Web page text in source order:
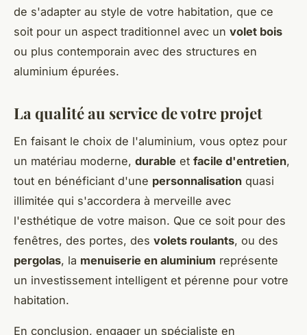
de s'adapter au style de votre habitation, que ce
soit pour un aspect traditionnel avec un volet bois
ou plus contemporain avec des structures en
aluminium épurées.
La qualité au service de votre projet
En faisant le choix de l'aluminium, vous optez pour
un matériau moderne, durable et facile d'entretien,
tout en bénéficiant d'une personnalisation quasi
illimitée qui s'accordera à merveille avec
l'esthétique de votre maison. Que ce soit pour des
fenêtres, des portes, des volets roulants, ou des
pergolas, la menuiserie en aluminium représente
un investissement intelligent et pérenne pour votre
habitation.
En conclusion, engager un spécialiste en